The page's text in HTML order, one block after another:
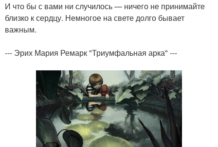
И что бы с вами ни случилось — ничего не принимайте
близко к сердцу. Немногое на свете долго бывает
важным.
--- Эрих Мария Ремарк "Триумфальная арка" ---